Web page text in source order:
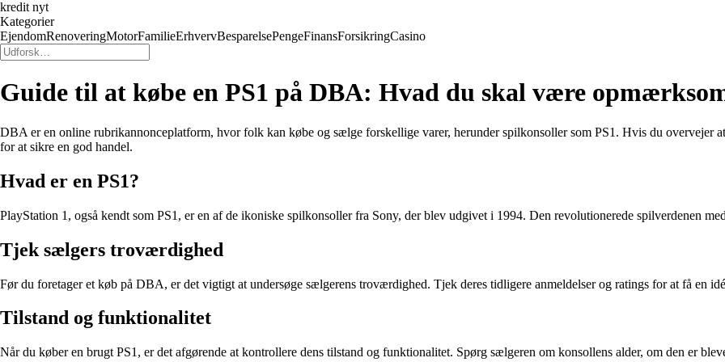
kredit nyt
Kategorier
EjendomRenoveringMotorFamilieErhvervBesparelsePengeFinansForsikringCasino
Guide til at købe en PS1 på DBA: Hvad du skal være
DBA er en online rubrikannonceplatform, hvor folk kan købe og sælge forskellige varer, herunder spilkonsoller som PS1. Hvis du overvejer
for at sikre en god handel.
Hvad er en PS1?
PlayStation 1, også kendt som PS1, er en af de ikoniske spilkonsoller fra Sony, der blev udgivet i 1994. Den revolutionerede spilverdenen
Tjek sælgers troværdighed
Før du foretager et køb på DBA, er det vigtigt at undersøge sælgerens troværdighed. Tjek deres tidligere anmeldelser og ratings for at få en
Tilstand og funktionalitet
Når du køber en brugt PS1, er det afgørende at kontrollere dens tilstand og funktionalitet. Spørg sælgeren om konsollens alder, om den er